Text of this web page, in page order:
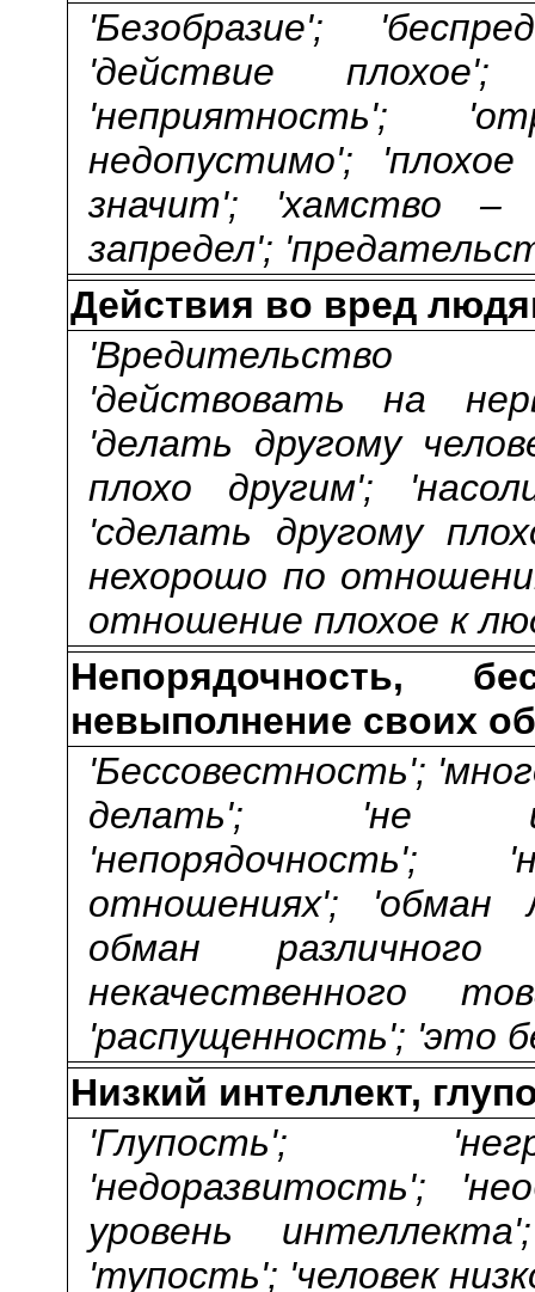
'Безобразие';
'действие
'неприятность';
недопустимо';
значит'; 'хамство
запредел';
Действия во вред
'Вредительство
'действовать на
'делать другому
плохо другим';
'сделать другому
нехорошо по
отношение плохое к
Непорядочность,
невыполнение своих
'Бессовестность';
делать'; 'не
'непорядочность';
отношениях'; 'обман
обман различного
некачественного
'распущенность'; 'это
Низкий интеллект,
'Глупость';
'недоразвитость';
уровень
'тупость'; 'человек